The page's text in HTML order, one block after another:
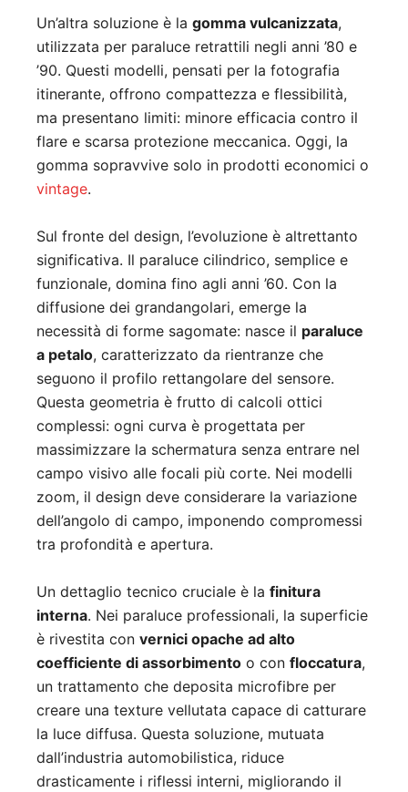
Un’altra soluzione è la gomma vulcanizzata,
utilizzata per paraluce retrattili negli anni ’80 e
’90. Questi modelli, pensati per la fotografia
itinerante, offrono compattezza e flessibilità,
ma presentano limiti: minore efficacia contro il
flare e scarsa protezione meccanica. Oggi, la
gomma sopravvive solo in prodotti economici o
vintage.
Sul fronte del design, l’evoluzione è altrettanto
significativa. Il paraluce cilindrico, semplice e
funzionale, domina fino agli anni ’60. Con la
diffusione dei grandangolari, emerge la
necessità di forme sagomate: nasce il paraluce
a petalo, caratterizzato da rientranze che
seguono il profilo rettangolare del sensore.
Questa geometria è frutto di calcoli ottici
complessi: ogni curva è progettata per
massimizzare la schermatura senza entrare nel
campo visivo alle focali più corte. Nei modelli
zoom, il design deve considerare la variazione
dell’angolo di campo, imponendo compromessi
tra profondità e apertura.
Un dettaglio tecnico cruciale è la finitura
interna. Nei paraluce professionali, la superficie
è rivestita con vernici opache ad alto
coefficiente di assorbimento o con floccatura,
un trattamento che deposita microfibre per
creare una texture vellutata capace di catturare
la luce diffusa. Questa soluzione, mutuata
dall’industria automobilistica, riduce
drasticamente i riflessi interni, migliorando il